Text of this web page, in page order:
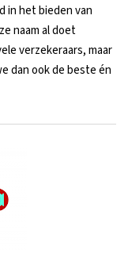
in het bieden van
naam al doet
verzekeraars, maar
dan ook de beste én